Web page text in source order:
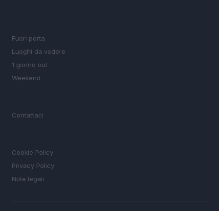
Fuori porta
Luoghi da vedere
1 giorno out
Weekend
Contattaci
Cookie Policy
Privacy Policy
Note legali